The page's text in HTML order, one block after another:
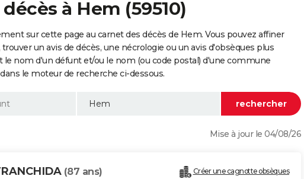
à Hem (59510)
sur cette page au carnet des décès de Hem. Vous pouvez affiner
un avis de décès, une nécrologie ou un avis d'obsèques plus
le nom d'un défunt et/ou le nom (ou code postal) d'une commune
le moteur de recherche ci-dessous.
Mise à jour le 04/08/26
(87 ans) Créer une cagnotte obsèques